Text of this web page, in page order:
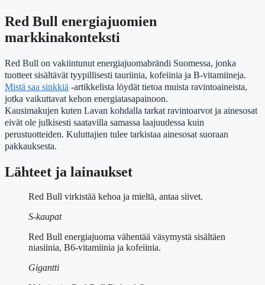
Red Bull energiajuomien
markkinakonteksti
Red Bull on vakiintunut energiajuomabrändi Suomessa, jonka
tuotteet sisältävät tyypillisesti tauriinia, kofeiinia ja B-vitamiineja.
Mistä saa sinkkiä -artikkelista löydät tietoa muista ravintoaineista,
jotka vaikuttavat kehon energiatasapainoon.
Kausimakujen kuten Lavan kohdalla tarkat ravintoarvot ja ainesosat
eivät ole julkisesti saatavilla samassa laajuudessa kuin
perustuotteiden. Kuluttajien tulee tarkistaa ainesosat suoraan
pakkauksesta.
Lähteet ja lainaukset
Red Bull virkistää kehoa ja mieltä, antaa siivet.
S-kaupat
Red Bull energiajuoma vähentää väsymystä sisältäen
niasiinia, B6-vitamiinia ja kofeiinia.
Gigantti